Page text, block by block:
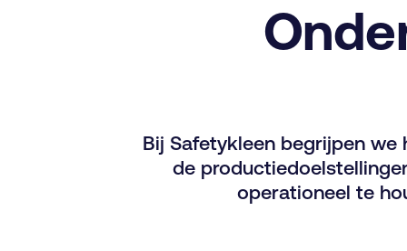
Bij Safetykleen begrijpen
de
operationeel te